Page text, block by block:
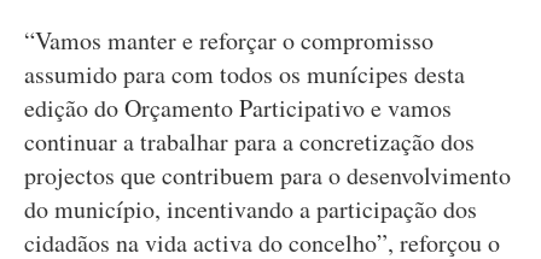
“Vamos manter e reforçar o compromisso
assumido para com todos os munícipes desta
edição do Orçamento Participativo e vamos
continuar a trabalhar para a concretização dos
projectos que contribuem para o desenvolvimento
do município, incentivando a participação dos
cidadãos na vida activa do concelho”, reforçou o